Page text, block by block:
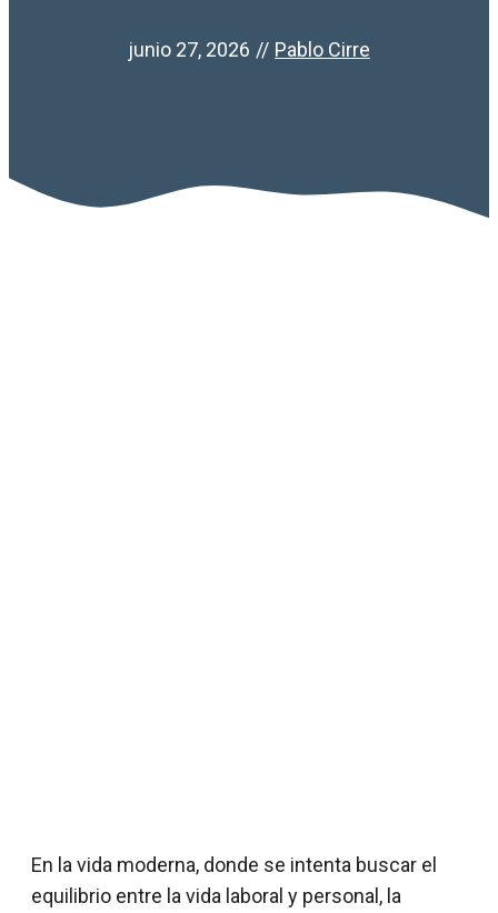
junio 27, 2026 // Pablo Cirre
En la vida moderna, donde se intenta buscar el
equilibrio entre la vida laboral y personal, la